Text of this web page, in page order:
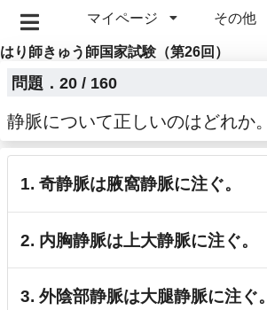
マイページ その他
はり師きゅう師国家試験（第26回）
問題．20 / 160
静脈について正しいのはどれか。
1. 奇静脈は腋窩静脈に注ぐ。
2. 内胸静脈は上大静脈に注ぐ。
3. 外陰部静脈は大腿静脈に注ぐ。